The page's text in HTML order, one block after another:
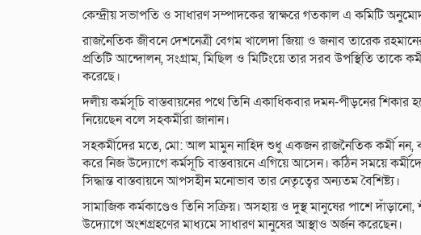
কেন্দ্রীয় সভাপতি ও সাধারণ সম্পাদকের স্বাক্ষরে গতকাল এ কমিটি
রাজনৈতিক জীবনে দেশনেত্রী বেগম খালেদা জিয়া ও জনাব তারেক
প্রতিটি আন্দোলন, সংগ্রাম, মিছিল ও মিটিংয়ে তার সরব উপস্থিতি তাকে
করেছে।
দলীয় কর্মসূচি বাস্তবায়নের পথে তিনি একাধিকবার দমন-পীড়নের
নিয়েছেন বলে সহকর্মীরা জানান।
সহকর্মীদের মতে, মো: আল মামুন নাহিদ শুধু একজন রাজনৈতিক কর্মী নন,
করে নিজ উদ্যোগে কর্মসূচি বাস্তবায়নে এগিয়ে আসেন। কঠিন সময়ে
সিদ্ধান্ত বাস্তবায়নে আপসহীন মনোভাব তার নেতৃত্বের অন্যতম বৈশিষ্ট্য।
সামাজিক কর্মকাণ্ডেও তিনি সক্রিয়। অসহায় ও দুস্থ মানুষের পাশে দাঁড়ানো,
উদ্যোগে অংশগ্রহণের মাধ্যমে সাধারণ মানুষের আস্থাও অর্জন করেছেন।